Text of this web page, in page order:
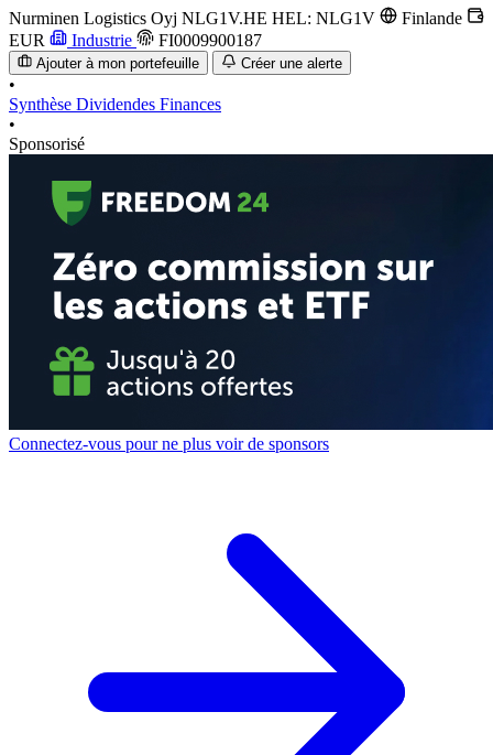
Nurminen Logistics Oyj NLG1V.HE HEL: NLG1V
Finlande
EUR
Industrie FI0009900187
Ajouter à mon portefeuille Créer une alerte
•
Synthèse Dividendes Finances
•
Sponsorisé
Connectez-vous pour ne plus voir de sponsors